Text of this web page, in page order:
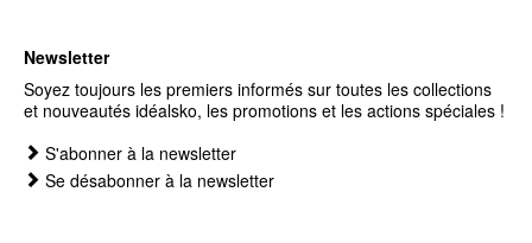
Newsletter
Soyez toujours les premiers informés sur toutes les collections
et nouveautés idéalsko, les promotions et les actions spéciales !
S'abonner à la newsletter
Se désabonner à la newsletter